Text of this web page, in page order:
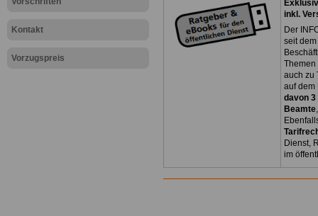
Kontakt
Vorzugspreis
inkl.
Der
seit
Themen
auch zu
auf dem
davon 3
Beamte
Dienst,
im